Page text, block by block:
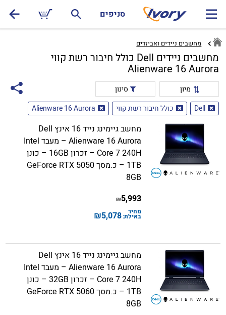
סניפים
מחשבים ניידים ואביזרים
מחשבים ניידים Dell כולל חיבור רשת קווי
Alienware 16 Aurora
מיון
סינון
Dell
כולל חיבור רשת קווי Alienware 16 Aurora
מחשב גיימינג נייד 16 אינץ Dell
Alienware 16 Aurora – מעבד Intel
Core 7 240H – זכרון 16GB – כונן
1TB – כ.מסך GeForce RTX 5050
8GB
5,993
₪
מחיר
באילת:5,078
₪
מחשב גיימינג נייד 16 אינץ Dell
Alienware 16 Aurora – מעבד Intel
Core 7 240H – זכרון 32GB – כונן
1TB – כ.מסך GeForce RTX 5060
8GB